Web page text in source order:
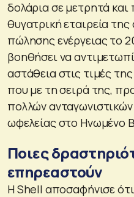
δολάρια σε μετρητά
θυγατρική εταιρεία
πώλησης ενέργειας το
βοηθήσει να
αστάθεια στις τιμές
που με τη σειρά της,
πολλών
ωφελείας στο Ηνωμένο
Ποιες
επηρεαστούν
Η Shell αποσαφήνισε